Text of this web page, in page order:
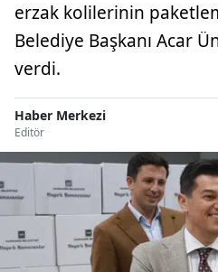
erzak kolilerinin
Belediye Başkanı Acar
verdi.
Haber Merkezi
Editör